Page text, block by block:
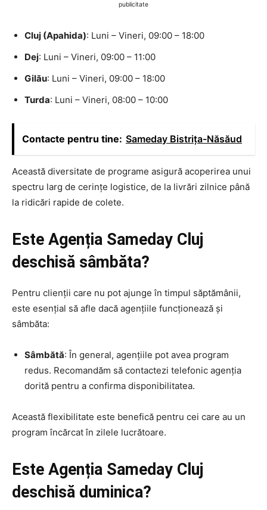
publicitate
Cluj (Apahida): Luni – Vineri, 09:00 – 18:00
Dej: Luni – Vineri, 09:00 – 11:00
Gilău: Luni – Vineri, 09:00 – 18:00
Turda: Luni – Vineri, 08:00 – 10:00
Contacte pentru tine: Sameday Bistrița-Năsăud
Această diversitate de programe asigură acoperirea unui
spectru larg de cerințe logistice, de la livrări zilnice până
la ridicări rapide de colete.
Este Agenția Sameday Cluj
deschisă sâmbăta?
Pentru clienții care nu pot ajunge în timpul săptămânii,
este esențial să afle dacă agențiile funcționează și
sâmbăta:
Sâmbătă: În general, agențiile pot avea program
redus. Recomandăm să contactezi telefonic agenția
dorită pentru a confirma disponibilitatea.
Această flexibilitate este benefică pentru cei care au un
program încărcat în zilele lucrătoare.
Este Agenția Sameday Cluj
deschisă duminica?